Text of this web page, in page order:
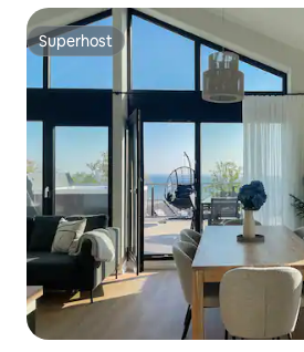
Superhost
Superhost